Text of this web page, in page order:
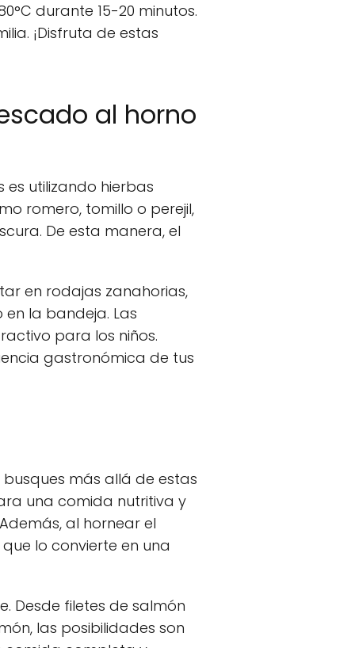
durante 15-20 minutos.
¡Disfruta de estas
al horno
utilizando hierbas
romero, tomillo o perejil,
De esta manera, el
en rodajas zanahorias,
la bandeja. Las
para los niños.
gastronómica de tus
más allá de estas
una comida nutritiva y
al hornear el
lo convierte en una
Desde filetes de salmón
las posibilidades son